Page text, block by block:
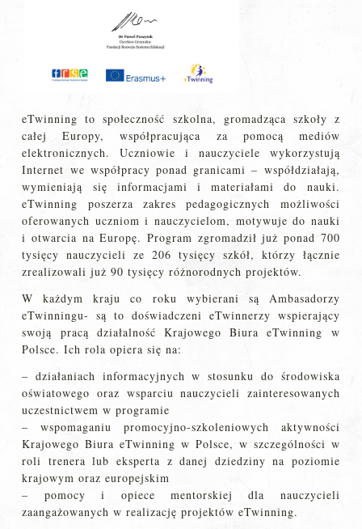
eTwinning to społeczność szkolna, gromadząca szkoły z
całej Europy, współpracująca za pomocą mediów
elektronicznych. Uczniowie i nauczyciele wykorzystują
Internet we współpracy ponad granicami – współdziałają,
wymieniają się informacjami i materiałami do nauki.
eTwinning poszerza zakres pedagogicznych możliwości
oferowanych uczniom i nauczycielom, motywuje do nauki
i otwarcia na Europę. Program zgromadził już ponad 700
tysięcy nauczycieli ze 206 tysięcy szkół, którzy łącznie
zrealizowali już 90 tysięcy różnorodnych projektów.
W każdym kraju co roku wybierani są Ambasadorzy
eTwinningu- są to doświadczeni eTwinnerzy wspierający
swoją pracą działalność Krajowego Biura eTwinning w
Polsce. Ich rola opiera się na:
– działaniach informacyjnych w stosunku do środowiska
oświatowego oraz wsparciu nauczycieli zainteresowanych
uczestnictwem w programie
– wspomaganiu promocyjno-szkoleniowych aktywności
Krajowego Biura eTwinning w Polsce, w szczególności w
roli trenera lub eksperta z danej dziedziny na poziomie
krajowym oraz europejskim
– pomocy i opiece mentorskiej dla nauczycieli
zaangażowanych w realizację projektów eTwinning.